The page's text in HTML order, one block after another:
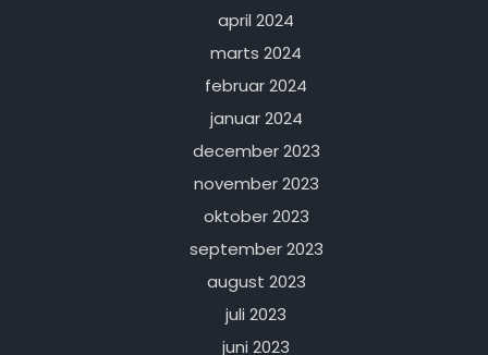
april 2024
marts 2024
februar 2024
januar 2024
december 2023
november 2023
oktober 2023
september 2023
august 2023
juli 2023
juni 2023